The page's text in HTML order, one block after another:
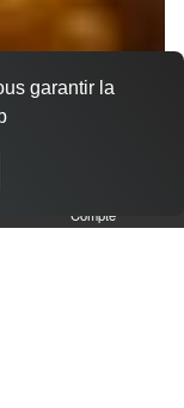
Compte
garantir la